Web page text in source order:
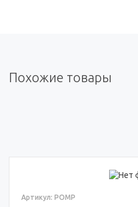
Похожие товары
Артикул: POMP